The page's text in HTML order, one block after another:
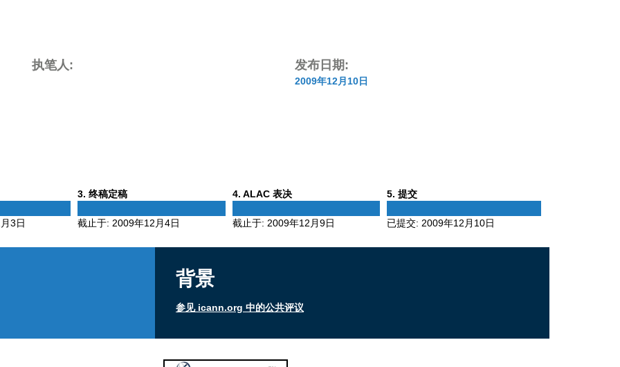
执笔人: 发布日期:
2009年12月10日
3日
3Phase
. 终稿定稿
截止于:2009年12月4日
4Phase
. ALAC 表决
截止于: 2009年12月9日
5Phase
. 提交
已提交: 2009年12月10日
背景
参见 icann.org 中的公共评议